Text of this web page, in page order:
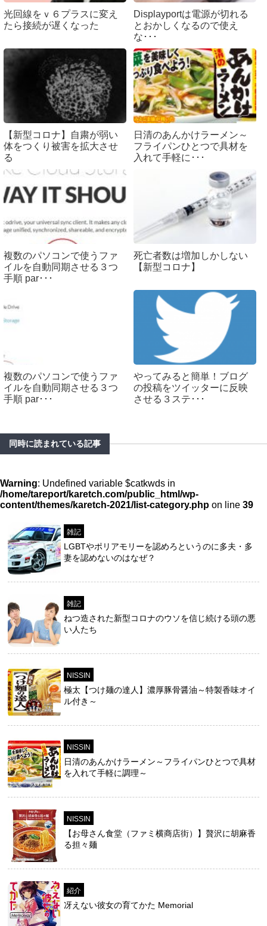
光回線をｖ６プラスに変え
たら接続が遅くなった
Displayportは電源が切れる
とおかしくなるので使え
な･･･
【新型コロナ】自粛が弱い
体をつくり被害を拡大させ
る
日清のあんかけラーメン～
フライパンひとつで具材を
入れて手軽に･･･
複数のパソコンで使うファ
イルを自動同期させる３つ
手順 par･･･
死亡者数は増加しかしない
【新型コロナ】
複数のパソコンで使うファ
イルを自動同期させる３つ
手順 par･･･
やってみると簡単！ブログ
の投稿をツイッターに反映
させる３ステ･･･
同時に読まれている記事
Warning: Undefined variable $catkwds in
/home/tareport/karetch.com/public_html/wp-
content/themes/karetch-2021/list-category.php on line 39
雑記
LGBTやポリアモリーを認めろというのに多夫・多
妻を認めないのはなぜ？
雑記
ねつ造された新型コロナのウソを信じ続ける頭の悪
い人たち
NISSIN
極太【つけ麺の達人】濃厚豚骨醤油～特製香味オイ
ル付き～
NISSIN
日清のあんかけラーメン～フライパンひとつで具材
を入れて手軽に調理～
NISSIN
【お母さん食堂（ファミ横商店街）】贅沢に胡麻香
る担々麺
紹介
冴えない彼女の育てかた Memorial